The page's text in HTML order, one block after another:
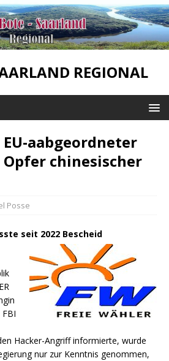
REGIONAL
aabgeordneter
Opfer chinesischer
Posse
seit 2022 Bescheid
Hacker-Angriff informierte, wurde
nur zur Kenntnis genommen,